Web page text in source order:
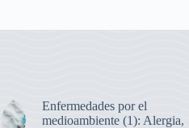
Enfermedades por el
medioambiente (1): Alergia,